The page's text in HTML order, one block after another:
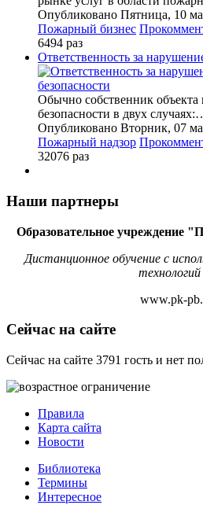
Опубликовано Пятница, 10
Пожарный бизнес
6494 раз
Ответственность за
Обычно собственник
безопасности в двух
Опубликовано Вторник, 07
Пожарный надзор
32076 раз
Наши партнеры
Образовательное учреждение
Дистанционное обучение с
www.pk-
Сейчас на сайте
Сейчас на сайте 3791 гость и нет
Правила
Карта сайта
Новости
Библиотека
Термины
Интересное